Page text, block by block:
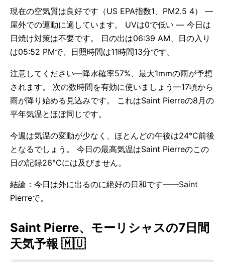
現在の空気質は良好です（US EPA指数1、PM2.5 4） —
屋外での運動に適しています。 UVは0で低い — 今日は
日焼け対策は不要です。 日の出は06:39 AM、日の入り
は05:52 PMで、日照時間は11時間13分です。
注意してください—降水確率57%、最大1mmの雨が予想
されます。 次の数時間を有効に使いましょう—17頃から
雨が降り始める見込みです。 これはSaint Pierreの8月の
平年気温とほぼ同じです。
今週は気温の変動が少なく、ほとんどの午後は24°C前後
となるでしょう。 今日の最高気温はSaint Pierreのこの
日の記録26°Cには及びません。
結論：今日は外に出るのに絶好の日和です——Saint
Pierreで。
Saint Pierre、モーリシャスの7日間
天気予報 🇲🇺